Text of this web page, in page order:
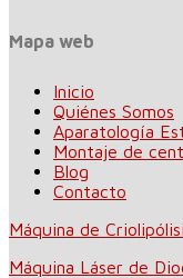
Mapa web
Inicio
Quiénes Somos
Aparatología
Montaje de
Blog
Contacto
Máquina de
Máquina Láser de